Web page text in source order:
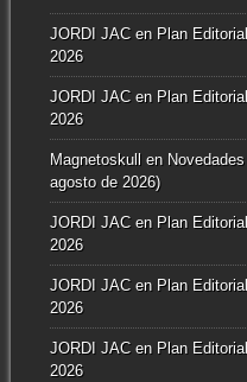
JORDI JACen Plan
2026
JORDI JACen Plan
2026
Magnetoskullen
agosto de 2026)
JORDI JACen Plan
2026
JORDI JACen Plan
2026
JORDI JACen Plan
2026